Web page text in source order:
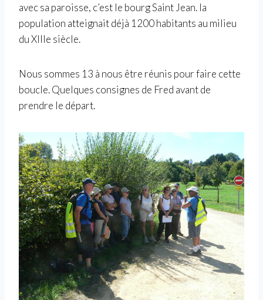
avec sa paroisse, c’est le bourg Saint Jean. la
population atteignait déjà 1200 habitants au milieu
du XIIIe siècle.
Nous sommes 13 à nous être réunis pour faire cette
boucle. Quelques consignes de Fred avant de
prendre le départ.